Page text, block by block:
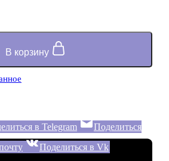
В корзину
в Telegram
Поделиться
Поделиться в Vk